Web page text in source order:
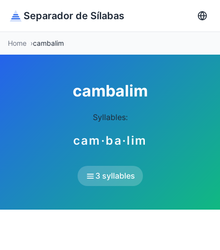
Separador de Sílabas
Home cambalim
cambalim
Syllables:
cam·ba·lim
3 syllables